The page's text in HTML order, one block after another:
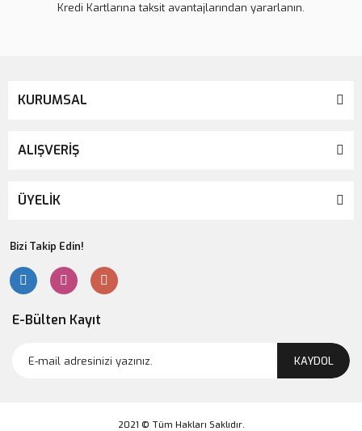
Kredi Kartlarına taksit avantajlarından yararlanın.
KURUMSAL
ALIŞVERİŞ
ÜYELİK
Bizi Takip Edin!
E-Bülten Kayıt
KAYDOL
2021 © Tüm Hakları Saklıdır.